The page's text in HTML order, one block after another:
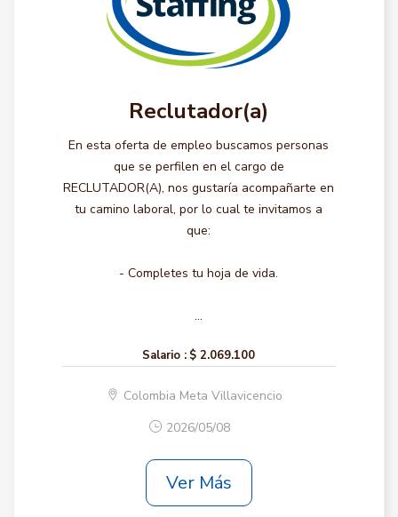
Reclutador(a)
En esta oferta de empleo buscamos personas
que se perfilen en el cargo de
RECLUTADOR(A), nos gustaría acompañarte en
tu camino laboral, por lo cual te invitamos a
que:
- Completes tu hoja de vida.
...
Salario : $ 2.069.100
Colombia Meta Villavicencio
2026/05/08
Ver Más